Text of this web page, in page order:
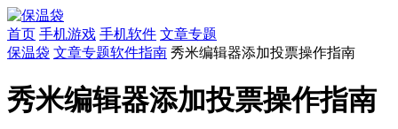
首页 手机游戏 手机软件 文章专题
保温袋 文章专题软件指南 秀米编辑器添加投票操作指南
秀米编辑器添加投票操作指南